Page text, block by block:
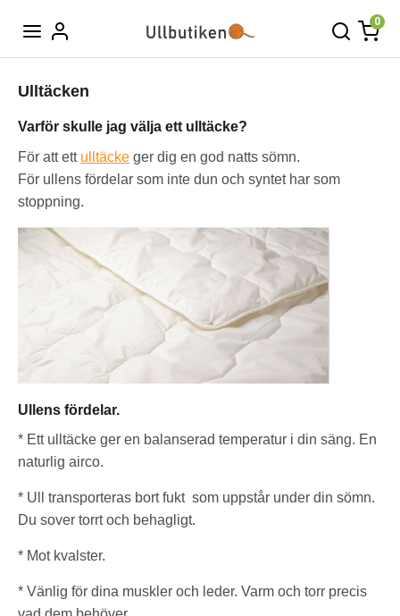
0
Ulltäcken
Varför skulle jag välja ett ulltäcke?
För att ett ulltäcke ger dig en god natts sömn.
För ullens fördelar som inte dun och syntet har som
stoppning.
Ullens fördelar.
* Ett ulltäcke ger en balanserad temperatur i din säng. En
naturlig airco.
* Ull transporteras bort fukt som uppstår under din sömn.
Du sover torrt och behagligt.
* Mot kvalster.
* Vänlig för dina muskler och leder. Varm och torr precis